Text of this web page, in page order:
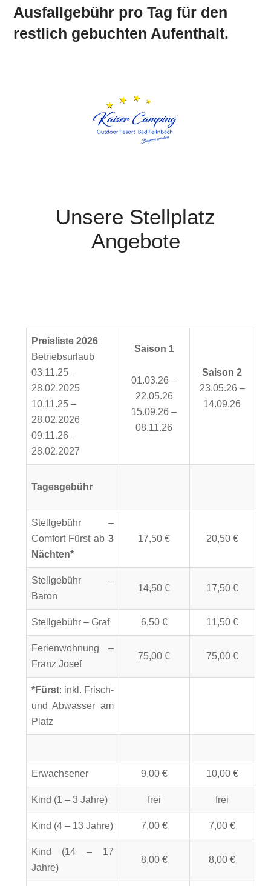
Ausfallgebühr pro Tag für den
restlich gebuchten Aufenthalt.
Unsere Stellplatz
Angebote
Preisliste 2026
Betriebsurlaub
03.11.25 –
28.02.2025
10.11.25 –
28.02.2026
09.11.26 –
28.02.2027
Saison 1
01.03.26 –
22.05.26
15.09.26 –
08.11.26
Saison 2
23.05.26 –
14.09.26
Tagesgebühr
Stellgebühr –
Comfort Fürst ab 3
Nächten*
17,50 € 20,50 €
Stellgebühr –
Baron
14,50 € 17,50 €
Stellgebühr – Graf 6,50 € 11,50 €
Ferienwohnung –
Franz Josef
75,00 € 75,00 €
*Fürst: inkl. Frisch-
und Abwasser am
Platz
Erwachsener 9,00 € 10,00 €
Kind (1 – 3 Jahre) frei frei
Kind (4 – 13 Jahre) 7,00 € 7,00 €
Kind (14 – 17
Jahre)
8,00 € 8,00 €